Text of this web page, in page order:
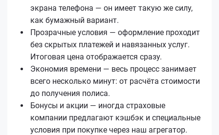
экрана телефона — он имеет такую же силу,
как бумажный вариант.
Прозрачные условия — оформление проходит
без скрытых платежей и навязанных услуг.
Итоговая цена отображается сразу.
Экономия времени — весь процесс занимает
всего несколько минут: от расчёта стоимости
до получения полиса.
Бонусы и акции — иногда страховые
компании предлагают кэшбэк и специальные
условия при покупке через наш агрегатор.